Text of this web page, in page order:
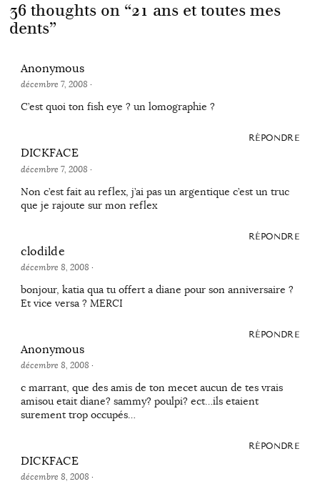
36 thoughts on “21 ans et toutes mes
dents”
Anonymous
décembre 7, 2008 ·
C’est quoi ton fish eye ? un lomographie ?
RÉPONDRE
DICKFACE
décembre 7, 2008 ·
Non c’est fait au reflex, j’ai pas un argentique c’est un truc
que je rajoute sur mon reflex
RÉPONDRE
clodilde
décembre 8, 2008 ·
bonjour, katia qua tu offert a diane pour son anniversaire ?
Et vice versa ? MERCI
RÉPONDRE
Anonymous
décembre 8, 2008 ·
c marrant, que des amis de ton mecet aucun de tes vrais
amisou etait diane? sammy? poulpi? ect…ils etaient
surement trop occupés…
RÉPONDRE
DICKFACE
décembre 8, 2008 ·